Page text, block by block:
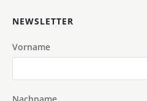
NEWSLETTER
Vorname